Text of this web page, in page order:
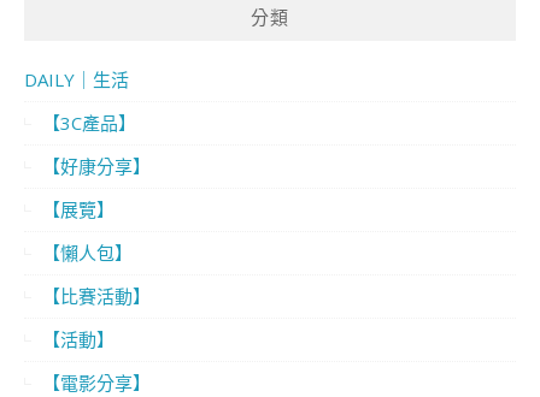
分類
DAILY｜生活
【3C產品】
【好康分享】
【展覽】
【懶人包】
【比賽活動】
【活動】
【電影分享】